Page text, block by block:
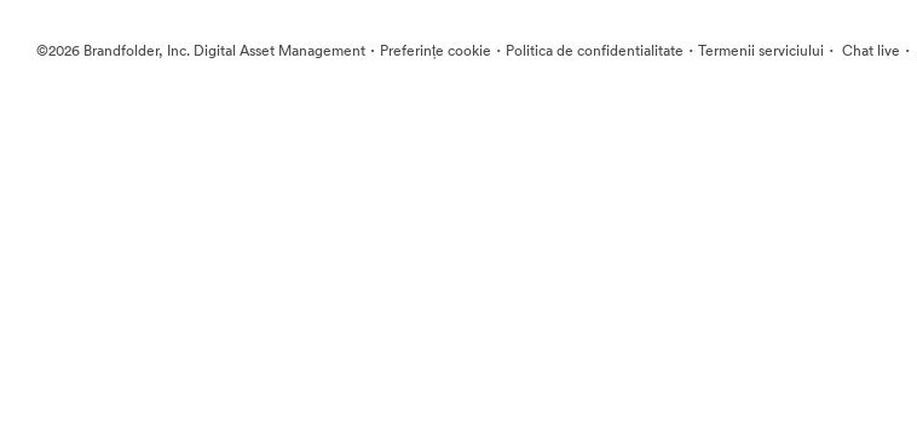
©2026 Brandfolder, Inc. Digital Asset Management · Preferințe cookie · Politica de confidentialitate · Termenii serviciului · Chat live ·